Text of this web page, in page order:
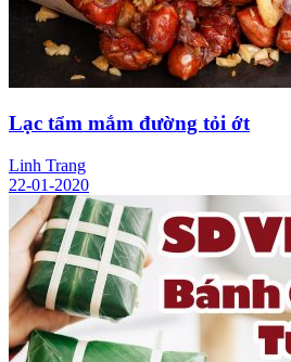
Lạc tẩm mắm đường tỏi ớt
Linh Trang
22-01-2020